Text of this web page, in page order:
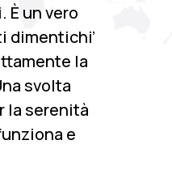
un vero
dimentichi’
la
svolta
la serenità
e